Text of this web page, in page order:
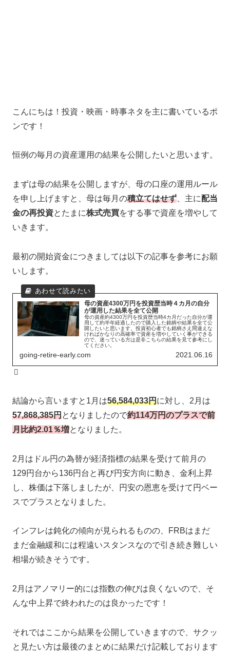
こんにちは！投資・映画・時事ネタを主に書いているポ
ンです！
恒例の毎月の資産運用の結果を公開したいと思います。
まずは母の結果を公開しますが、母の口座の運用ルール
を申し上げますと、母は毎月の積立てはせず 、主に配当
金の再投資とたまに株式売買をする事で資産を増やして
いきます。
最初の開始資金につきましては以下の記事を参考にお願
いします。
母の資産4300万円を投資歴当時４カ月の自分
が運用した結果を全て公開
母の資産約4300万円を投資歴当時4カ月だった自分が運
用して約半年経過したので購入した銘柄や結果を全て公
開したいと思います。投資初心者でも銘柄さえ間違えな
ければかなりの高確率で資産を増やしていく事ができる
ので、迷っている方は是非こちらの結果を見て参考にし
てください。
going-retire-early.com 2021.06.16
結論から言いますと1月は56,584,033円に対し、2月は
57,868,385円となりましたので約114万円のプラスで前
月比約2.01％増となりました。
2月はドル円の為替が経済指標の結果を受けて前月の
129円台から136円台と再び円安方向に動き、金利上昇
し、株価は下落しましたが、円安の恩恵を受けて円ベー
スでプラスとなりました。
インフレは鈍化の傾向が見られるものの、FRBはまだ
まだ金融緩和には程遠いスタンスなので引き続き難しい
相場が続きそうです。
2月はアノマリー的には指数の伸びは良くないので、そ
んな中上昇で終われたのは良かったです！
それではここから結果を公開していきますので、サクッ
と見たい方は最後のまとめに結果だけ記載しております